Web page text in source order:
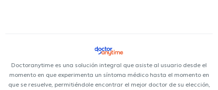
Doctoranytime es una solución integral que asiste al usuario desde el
momento en que experimenta un síntoma médico hasta el momento en
que se resuelve, permitiéndole encontrar el mejor doctor de su elección,